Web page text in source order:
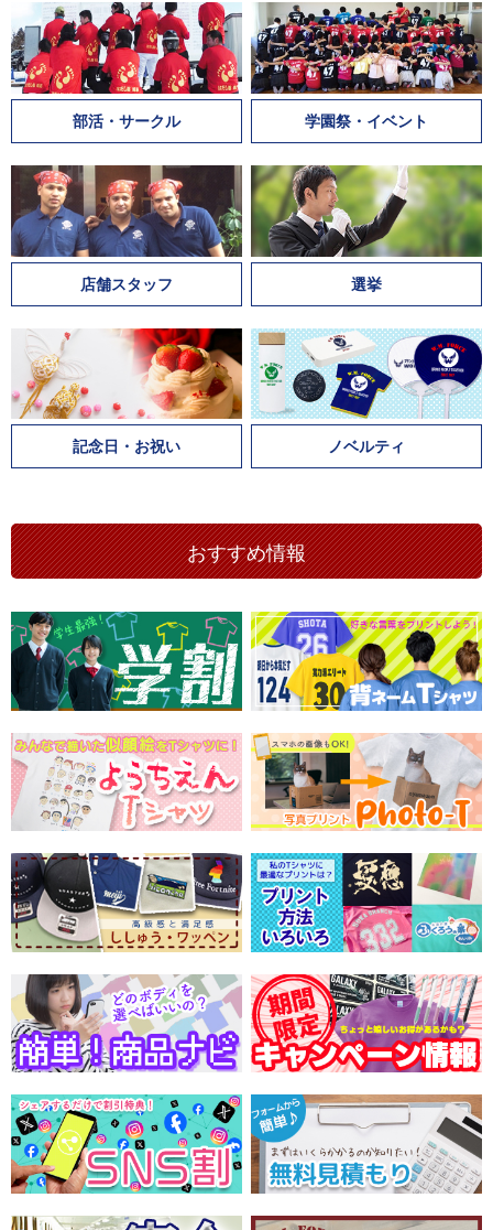
部活・サークル 学園祭・イベント
店舗スタッフ 選挙
記念日・お祝い ノベルティ
おすすめ情報